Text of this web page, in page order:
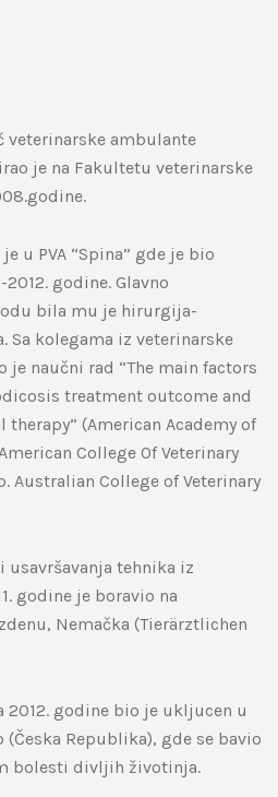
veterinarske ambulante
je na Fakultetu veterinarske
u PVA “Spina” gde je bio
godine. Glavno
bila mu je hirurgija-
Sa kolegama iz veterinarske
je naučni rad “The main factors
treatment outcome and
(American Academy of
College Of Veterinary
Australian College of Veterinary
tehnika iz
godine je boravio na
Nemačka (Tierärztlichen
2012. godine bio je ukljucen u
(Česka Republika), gde se bavio
bolesti divljih životinja.